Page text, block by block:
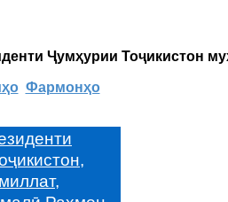
Ҷумҳурии Тоҷикистон
Фармонҳо